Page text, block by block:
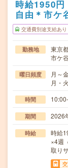
時給1950
自由＊市ケ
交通費別途支給あり
勤務地
東京
市ケ
曜日頻度
月～
月・
時間
期間 2026
時給
時給
×4週
取り